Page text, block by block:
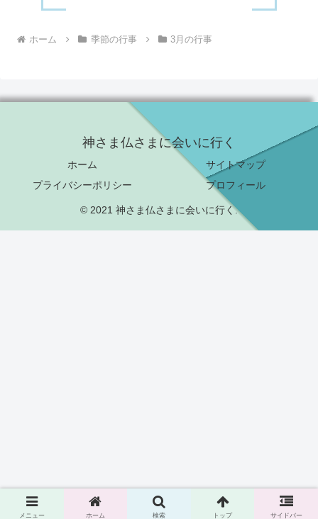
ホーム 季節の行事 3月の行事
神さま仏さまに会いに行く
ホーム
サイトマップ
プライバシーポリシー
プロフィール
© 2021 神さま仏さまに会いに行く.
メニュー ホーム 検索 トップ サイドバー